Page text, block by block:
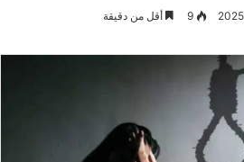
9 أقل من دقيقة